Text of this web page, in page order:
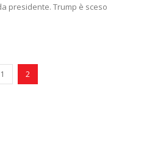
presidente. Trump è sceso
1 2